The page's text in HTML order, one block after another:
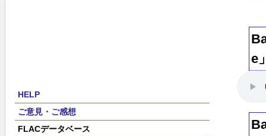
HELP
ご意見・ご感想
FLACデータベース
e